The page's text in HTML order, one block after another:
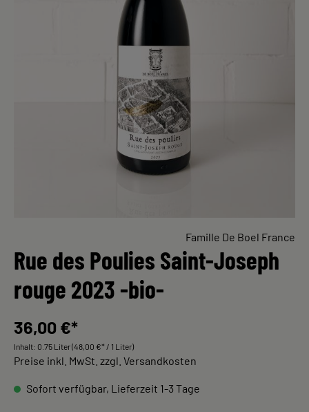
Famille De Boel France
Rue des Poulies Saint-Joseph
rouge 2023 -bio-
36,00 €*
Inhalt: 0.75 Liter(48,00 €* / 1 Liter)
Preise inkl. MwSt. zzgl. Versandkosten
Sofort verfügbar, Lieferzeit 1-3 Tage